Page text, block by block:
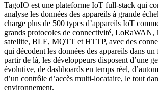
TagoIO est une plateforme IoT full-stack qui
analyse les données des appareils à grande
charge plus de 500 types d’appareils IoT
grands protocoles de connectivité,
satellite, BLE, MQTT et HTTP, avec des
qui décodent les données des appareils dans
partir de là, les développeurs disposent d’une
évolutive, de dashboards en temps réel,
d’un contrôle d’accès multi-locataire, le tout
environnement.